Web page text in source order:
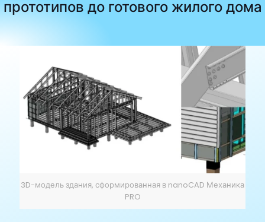
прототипов до готового жилого дома
3D-модель здания, сформированная в nanoCAD Механика
PRO